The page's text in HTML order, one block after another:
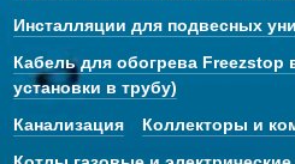
Инсталляции для подвесных
Кабель для обогрева Freezstop
установки в трубу)
Канализация
Коллекторы и